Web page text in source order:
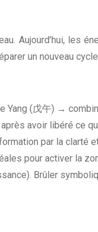
Aujourd’hui, les
un nouveau
Yang (戊午) →
avoir libéré ce
par la clarté
pour activer la
Brûler